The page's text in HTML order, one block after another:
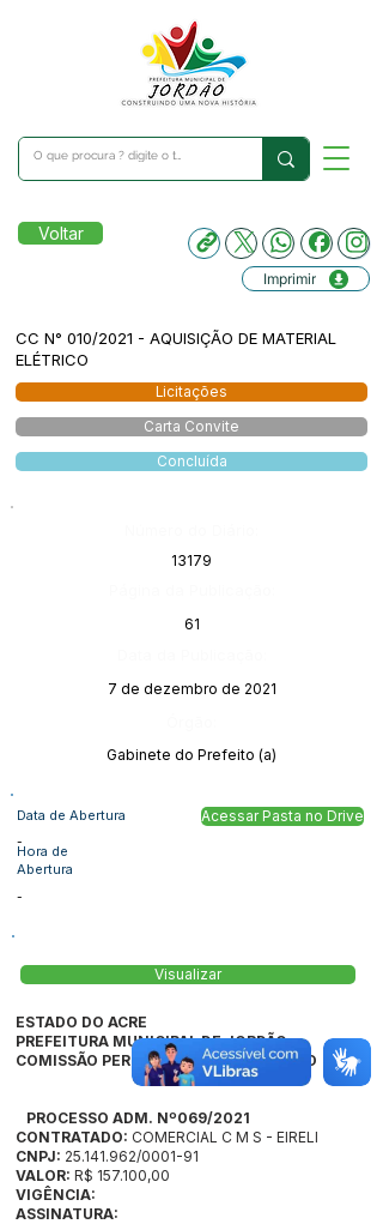
Voltar
Imprimir
CC N° 010/2021 - AQUISIÇÃO DE MATERIAL
ELÉTRICO
Licitações
Carta Convite
Concluída
13179
61
7 de dezembro de 2021
Gabinete do Prefeito (a)
Data de Abertura
-
Acessar Pasta no Drive
Hora de
Abertura
-
Visualizar
ESTADO DO ACRE
PREFEITURA MUNICIPAL DE JORDÃO
COMISSÃO PERMANENTE DE LICITAÇÃO
PROCESSO ADM. Nº069/2021
CONTRATADO: COMERCIAL C M S - EIRELI
CNPJ: 25.141.962/0001-91
VALOR: R$ 157.100,00
VIGÊNCIA:
ASSINATURA: